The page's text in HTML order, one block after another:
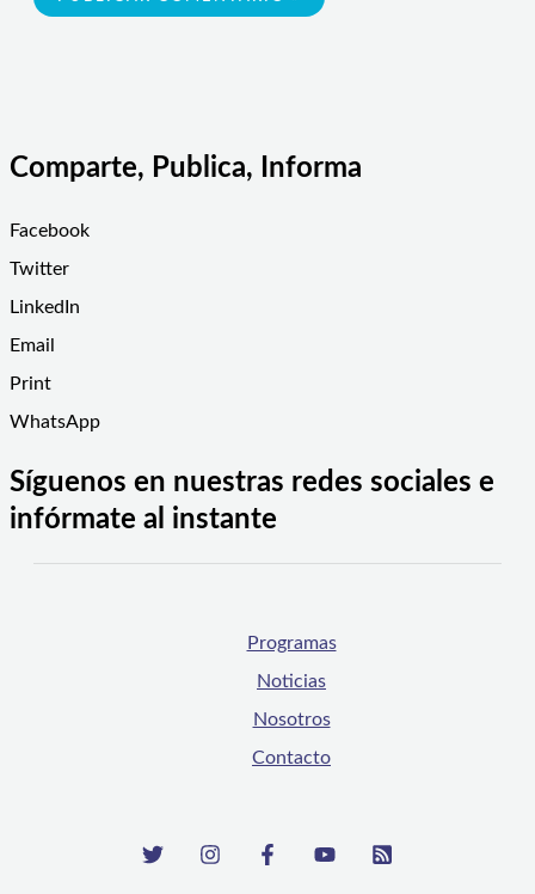
Comparte, Publica, Informa
Facebook
Twitter
LinkedIn
Email
Print
WhatsApp
Síguenos en nuestras redes sociales e
infórmate al instante
Programas
Noticias
Nosotros
Contacto